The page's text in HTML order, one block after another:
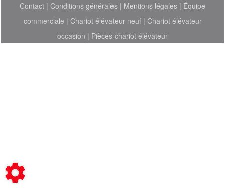
Contact | Conditions générales | Mentions légales | Équipe
commerciale | Chariot élévateur neuf| Chariot élévateur
occasion | Pièces chariot élévateur